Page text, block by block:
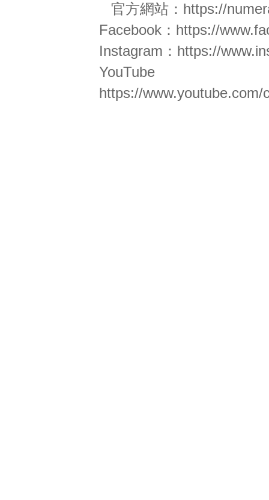
官方網站： https://
Facebook： https://
Instagram： https://
https://